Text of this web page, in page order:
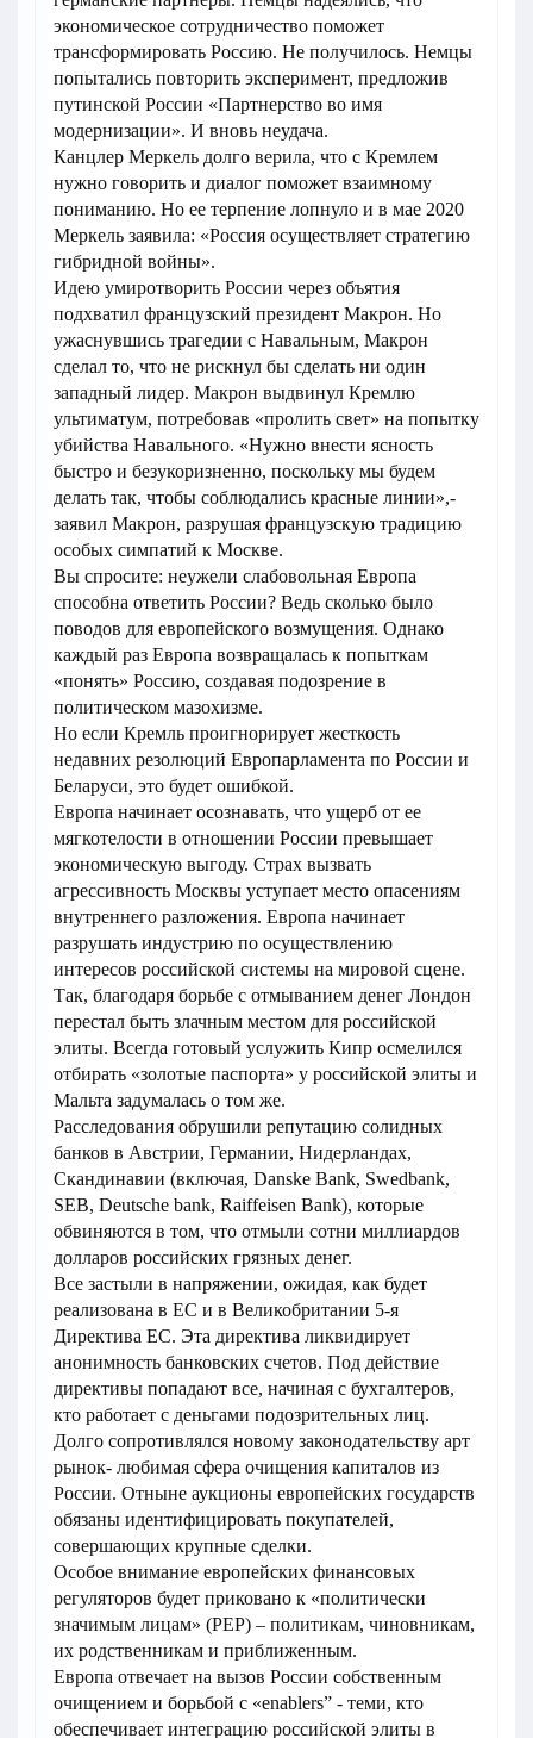
экономическое сотрудничество поможет
трансформировать Россию. Не получилось. Немцы
попытались повторить эксперимент, предложив
путинской России «Партнерство во имя
модернизации». И вновь неудача.
Канцлер Меркель долго верила, что с Кремлем
нужно говорить и диалог поможет взаимному
пониманию. Но ее терпение лопнуло и в мае 2020
Меркель заявила: «Россия осуществляет стратегию
гибридной войны».
Идею умиротворить России через объятия
подхватил французский президент Макрон. Но
ужаснувшись трагедии с Навальным, Макрон
сделал то, что не рискнул бы сделать ни один
западный лидер. Макрон выдвинул Кремлю
ультиматум, потребовав «пролить свет» на попытку
убийства Навального. «Нужно внести ясность
быстро и безукоризненно, поскольку мы будем
делать так, чтобы соблюдались красные линии»,-
заявил Макрон, разрушая французскую традицию
особых симпатий к Москве.
Вы спросите: неужели слабовольная Европа
способна ответить России? Ведь сколько было
поводов для европейского возмущения. Однако
каждый раз Европа возвращалась к попыткам
«понять» Россию, создавая подозрение в
политическом мазохизме.
Но если Кремль проигнорирует жесткость
недавних резолюций Европарламента по России и
Беларуси, это будет ошибкой.
Европа начинает осознавать, что ущерб от ее
мягкотелости в отношении России превышает
экономическую выгоду. Страх вызвать
агрессивность Москвы уступает место опасениям
внутреннего разложения. Европа начинает
разрушать индустрию по осуществлению
интересов российской системы на мировой сцене.
Так, благодаря борьбе с отмыванием денег Лондон
перестал быть злачным местом для российской
элиты. Всегда готовый услужить Кипр осмелился
отбирать «золотые паспорта» у российской элиты и
Мальта задумалась о том же.
Расследования обрушили репутацию солидных
банков в Австрии, Германии, Нидерландах,
Скандинавии (включая, Danske Bank, Swedbank,
SEB, Deutsche bank, Raiffeisen Bank), которые
обвиняются в том, что отмыли сотни миллиардов
долларов российских грязных денег.
Все застыли в напряжении, ожидая, как будет
реализована в ЕС и в Великобритании 5-я
Директива ЕС. Эта директива ликвидирует
анонимность банковских счетов. Под действие
директивы попадают все, начиная с бухгалтеров,
кто работает с деньгами подозрительных лиц.
Долго сопротивлялся новому законодательству арт
рынок- любимая сфера очищения капиталов из
России. Отныне аукционы европейских государств
обязаны идентифицировать покупателей,
совершающих крупные сделки.
Особое внимание европейских финансовых
регуляторов будет приковано к «политически
значимым лицам» (PEP) – политикам, чиновникам,
их родственникам и приближенным.
Европа отвечает на вызов России собственным
очищением и борьбой с «enablers” - теми, кто
обеспечивает интеграцию российской элиты в